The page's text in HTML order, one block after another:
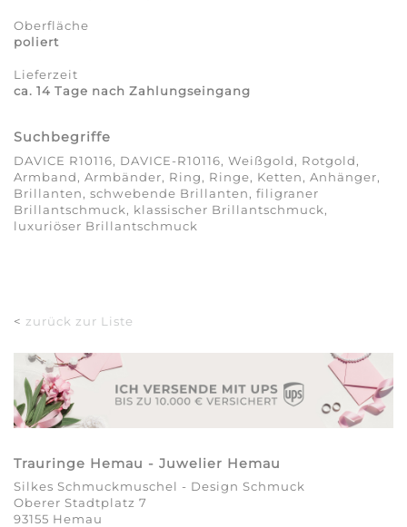
Oberfläche
poliert
Lieferzeit
ca. 14 Tage nach Zahlungseingang
Suchbegriffe
DAVICE R10116, DAVICE-R10116, Weißgold, Rotgold,
Armband, Armbänder, Ring, Ringe, Ketten, Anhänger,
Brillanten, schwebende Brillanten, filigraner
Brillantschmuck, klassischer Brillantschmuck,
luxuriöser Brillantschmuck
< zurück zur Liste
Trauringe Hemau - Juwelier Hemau
Silkes Schmuckmuschel - Design Schmuck
Oberer Stadtplatz 7
93155 Hemau